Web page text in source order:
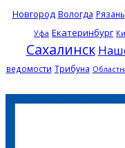
Новгород Вологда Рязань
Уфа Екатеринбург
Сахалинск
ведомости Трибуна